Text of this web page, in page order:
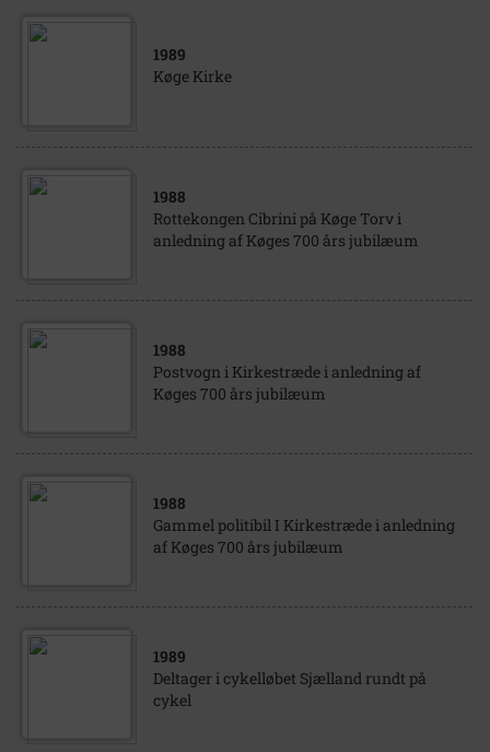
1989
Køge Kirke
1988
Rottekongen Cibrini på Køge Torv i
anledning af Køges 700 års jubilæum
1988
Postvogn i Kirkestræde i anledning af
Køges 700 års jubilæum
1988
Gammel politibil I Kirkestræde i anledning
af Køges 700 års jubilæum
1989
Deltager i cykelløbet Sjælland rundt på
cykel